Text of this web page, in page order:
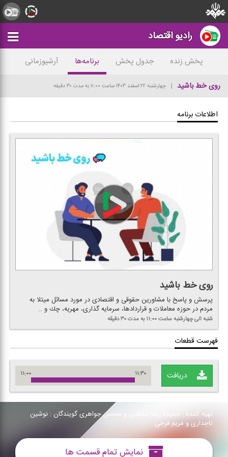
رادیو اقتصاد
پخش زنده جدول پخش برنامه‌ها
آرشیوزمانی
روی خط باشید
چهارشنبه ۲۲ اسفند ۱۴۰۳ ساعت ۱۱:۰۰ به مدت ۳۰ دقیقه
اطلاعات برنامه
روی خط باشید
پرسش و پاسخ با مشاورین حقوقی و اقتصادی در مورد مسائل میتلا به
مردم در حوزه معاملات و قراردادها، سرمایه گذاری، مهریه، چك و ..
شنبه الی چهارشنبهساعت ۱۱:۰۰ به مدت ۳۰ دقیقه
فهرست قطعات
دریافت ۱۱:۰۰ ۱۱:۳۰
تهیه كننده : حمیده رضا سلطانی و محسن جواهری گویندگان : نوشین
تاجداری و مریم فرخی
نمایش تمام قسمت ها